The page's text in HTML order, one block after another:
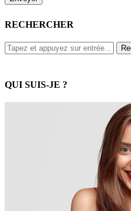
RECHERCHER
QUI SUIS-JE ?